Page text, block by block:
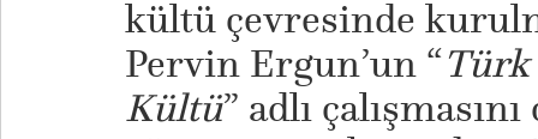
kültü çevresinde
Pervin Ergun’un “Türk
Kültü” adlı